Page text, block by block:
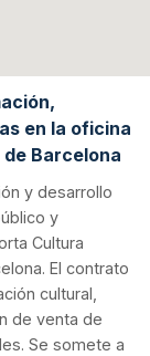
en la oficina
Barcelona
y desarrollo
y
Cultura
El contrato
cultural,
de venta de
Se somete a